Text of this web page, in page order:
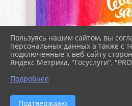
Пользуясь нашим сайтом, вы
персональных данных а также с
подключенные к веб-сайту
Яндекс Метрика, "Госуслуги",
Подробнее
Подтверждаю